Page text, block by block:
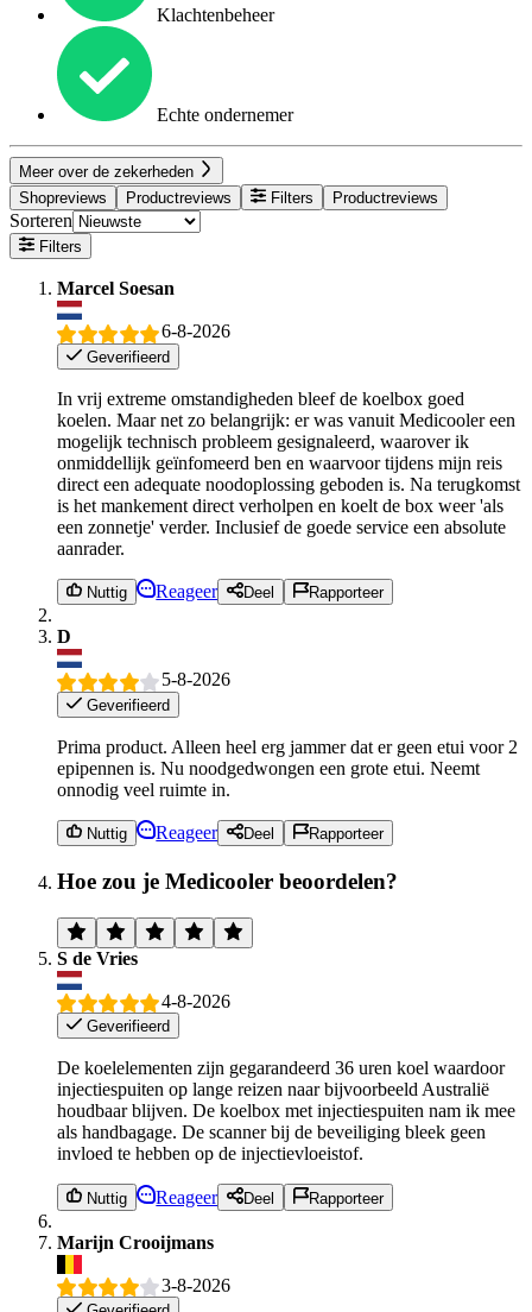
Klachtenbeheer
Echte ondernemer
Meer over de zekerheden
Shopreviews
Productreviews Filters Productreviews
Sorteren
Filters
Marcel Soesan
6-8-2026
Geverifieerd
In vrij extreme omstandigheden bleef de koelbox goed
koelen. Maar net zo belangrijk: er was vanuit Medicooler een
mogelijk technisch probleem gesignaleerd, waarover ik
onmiddellijk geïnfomeerd ben en waarvoor tijdens mijn reis
direct een adequate noodoplossing geboden is. Na terugkomst
is het mankement direct verholpen en koelt de box weer 'als
een zonnetje' verder. Inclusief de goede service een absolute
aanrader.
Nuttig Reageer Deel Rapporteer
D
5-8-2026
Geverifieerd
Prima product. Alleen heel erg jammer dat er geen etui voor 2
epipennen is. Nu noodgedwongen een grote etui. Neemt
onnodig veel ruimte in.
Nuttig Reageer Deel Rapporteer
Hoe zou je Medicooler beoordelen?
S de Vries
4-8-2026
Geverifieerd
De koelelementen zijn gegarandeerd 36 uren koel waardoor
injectiespuiten op lange reizen naar bijvoorbeeld Australië
houdbaar blijven. De koelbox met injectiespuiten nam ik mee
als handbagage. De scanner bij de beveiliging bleek geen
invloed te hebben op de injectievloeistof.
Nuttig Reageer Deel Rapporteer
Marijn Crooijmans
3-8-2026